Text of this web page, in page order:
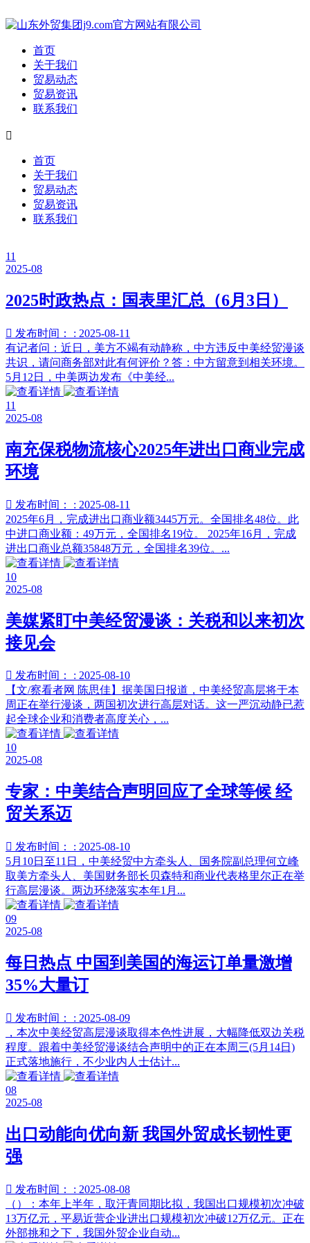
首页
关于我们
贸易动态
贸易资讯
联系我们

首页
关于我们
贸易动态
贸易资讯
联系我们
11
2025-08
2025时政热点：国表里汇总（6月3日）
 发布时间： : 2025-08-11
有记者问：近日，美方不竭有动静称，中方违反中美经贸漫谈
共识，请问商务部对此有何评价？答：中方留意到相关环境。
5月12日，中美两边发布《中美经...
11
2025-08
南充保税物流核心2025年进出口商业完成
环境
 发布时间： : 2025-08-11
2025年6月，完成进出口商业额3445万元。全国排名48位。此
中进口商业额：49万元，全国排名19位。 2025年16月，完成
进出口商业总额35848万元，全国排名39位。...
10
2025-08
美媒紧盯中美经贸漫谈：关税和以来初次
接见会
 发布时间： : 2025-08-10
【文/察看者网 陈思佳】据美国日报道，中美经贸高层将于本
周正在举行漫谈，两国初次进行高层对话。这一严沉动静已惹
起全球企业和消费者高度关心，...
10
2025-08
专家：中美结合声明回应了全球等候 经
贸关系迈
 发布时间： : 2025-08-10
5月10日至11日，中美经贸中方牵头人、国务院副总理何立峰
取美方牵头人、美国财务部长贝森特和商业代表格里尔正在举
行高层漫谈。两边环绕落实本年1月...
09
2025-08
每日热点 中国到美国的海运订单量激增
35%大量订
 发布时间： : 2025-08-09
，本次中美经贸高层漫谈取得本色性进展，大幅降低双边关税
程度。跟着中美经贸漫谈结合声明中的正在本周三(5月14日)
正式落地施行，不少业内人士估计...
08
2025-08
出口动能向优向新 我国外贸成长韧性更
强
 发布时间： : 2025-08-08
（）：本年上半年，取汗青同期比拟，我国出口规模初次冲破
13万亿元，平易近营企业进出口规模初次冲破12万亿元。正在
外部挑和之下，我国外贸企业自动...